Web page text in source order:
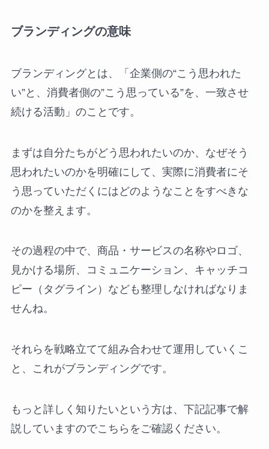
ブランディングの意味
ブランディングとは、「企業側の“こう思われた
い”と、消費者側の”こう思っている”を、一致させ
続ける活動」のことです。
まずは自分たちがどう思われたいのか、なぜそう
思われたいのかを明確にして、実際に消費者にそ
う思っていただくにはどのようなことをすべきな
のかを整えます。
その過程の中で、商品・サービスの名称やロゴ、
見かける場所、コミュニケーション、キャッチコ
ピー（タグライン）なども整理しなければなりま
せんね。
それらを戦略立てて組み合わせて運用していくこ
と、これがブランディングです。
もっと詳しく知りたいという方は、下記記事で解
説していますのでこちらをご確認ください。